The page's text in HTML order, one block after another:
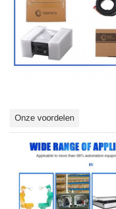
Onze voordelen